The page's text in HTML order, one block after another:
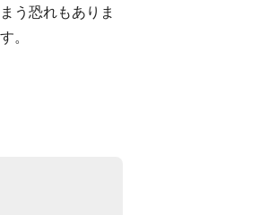
う恐れもありま
。